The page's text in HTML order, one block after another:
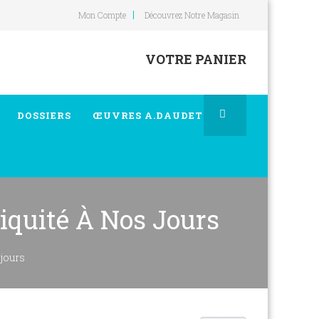
Mon Compte Découvrez Notre Magasin
VOTRE PANIER
DOSSIERS ŒUVRES A.DAUDET
À Nos Jours